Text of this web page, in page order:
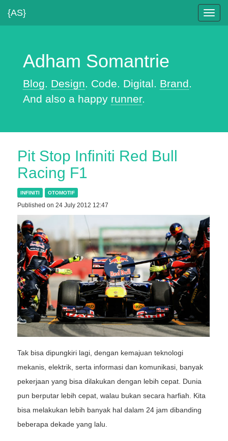
{AS}
Adham Somantrie
Blog. Design. Code. Digital. Brand.
And also a happy runner.
Pit Stop Infiniti Red Bull
Racing F1
INFINITI OTOMOTIF
Published on 24 July 2012 12:47
Tak bisa dipungkiri lagi, dengan kemajuan teknologi
mekanis, elektrik, serta informasi dan komunikasi, banyak
pekerjaan yang bisa dilakukan dengan lebih cepat. Dunia
pun berputar lebih cepat, walau bukan secara harfiah. Kita
bisa melakukan lebih banyak hal dalam 24 jam dibanding
beberapa dekade yang lalu.